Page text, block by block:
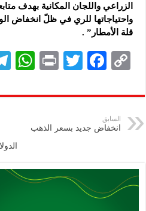
الزراعي واللجان المكانية بهدف
واحتياجاتها للري في ظلّ انخفاض
قلة الأمطار” .
C
p
y
Li
k
F
eb
k
T
tt
P
nt
A
p
p
السابق
انخفاض جديد بسعر الذهب